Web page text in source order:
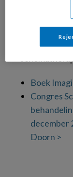
over
van deze
geven op de
Boek
Congres
december
Doorn >